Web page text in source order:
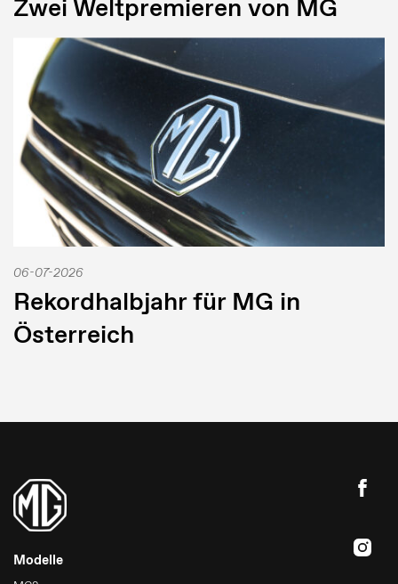
Zwei Weltpremieren von MG
06-07-2026
Rekordhalbjahr für MG in
Österreich
Modelle